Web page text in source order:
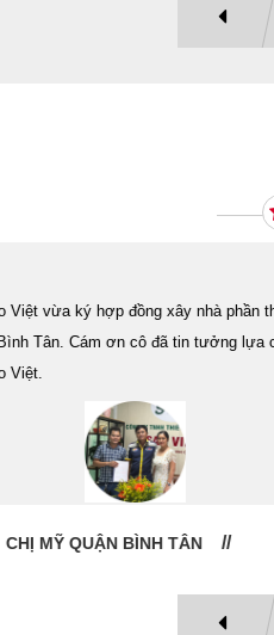
Lễ bàn giao nhà cho gia
đã tin tưởng, lựa chọn công
LỄ BÀN GIAO NHÀ: CÔ VÂN